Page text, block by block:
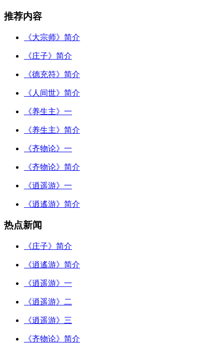
推荐内容
《大宗师》简介
《庄子》简介
《德充符》简介
《人间世》简介
《养生主》一
《养生主》简介
《齐物论》一
《齐物论》简介
《逍遥游》一
《逍遙游》简介
热点新闻
《庄子》简介
《逍遙游》简介
《逍遥游》一
《逍遥游》二
《逍遥游》三
《齐物论》简介